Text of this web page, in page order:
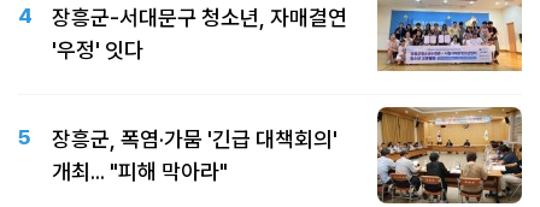
4
장흥군-서대문구 청소년, 자매결연
'우정' 잇다
5
장흥군, 폭염·가뭄 '긴급 대책회의'
개최... "피해 막아라"